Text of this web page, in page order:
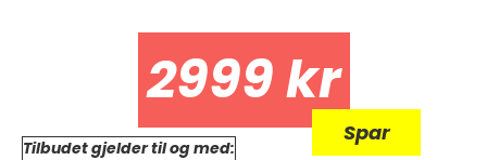
2999kr
Spar
Tilbudet gjelder til og med: